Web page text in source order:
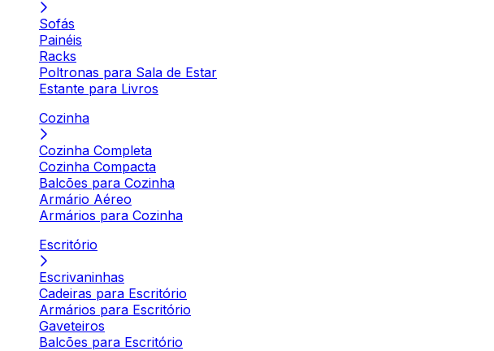
Sofás
Painéis
Racks
Poltronas para Sala de Estar
Estante para Livros
Cozinha
Cozinha Completa
Cozinha Compacta
Balcões para Cozinha
Armário Aéreo
Armários para Cozinha
Escritório
Escrivaninhas
Cadeiras para Escritório
Armários para Escritório
Gaveteiros
Balcões para Escritório